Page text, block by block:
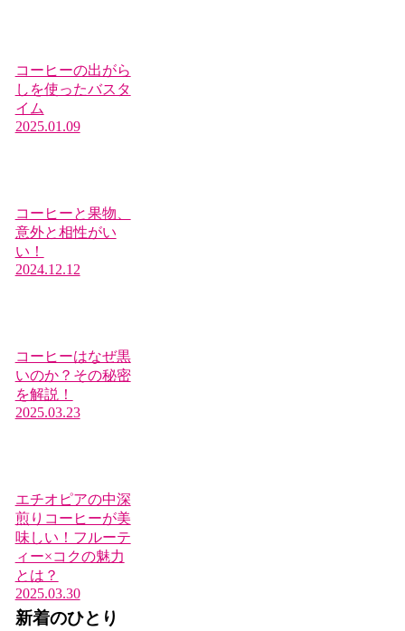
コーヒーの出がら
しを使ったバスタ
イム
2025.01.09
コーヒーと果物、
意外と相性がい
い！
2024.12.12
コーヒーはなぜ黒
いのか？その秘密
を解説！
2025.03.23
エチオピアの中深
煎りコーヒーが美
味しい！フルーテ
ィー×コクの魅力
とは？
2025.03.30
新着のひとり